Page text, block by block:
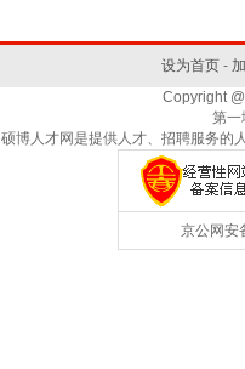
设为首页-
Copyright
第一
硕博人才网是提供人才、招聘服务的
京公网